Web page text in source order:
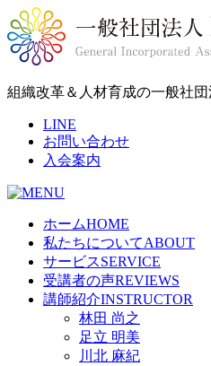
組織改革＆人材育成の一般社
LINE
お問い合わせ
入会案内
ホームHOME
私たちについてABOUT
サービスSERVICE
受講者の声REVIEWS
講師紹介INSTRUCTOR
林田 尚之
足立 明美
川北 麻紀